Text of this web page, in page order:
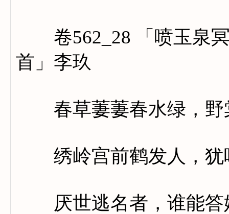
卷562_28 「喷玉泉冥
首」李玖
春草萋萋春水绿，野
绣岭宫前鹤发人，犹
厌世逃名者，谁能答